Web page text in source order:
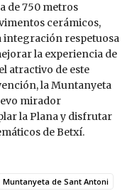
de 750 metros
cerámicos,
integración respetuosa
la experiencia de
atractivo de este
la Muntanyeta
mirador
la Plana y disfrutar
de Betxí.
Muntanyeta de Sant Antoni